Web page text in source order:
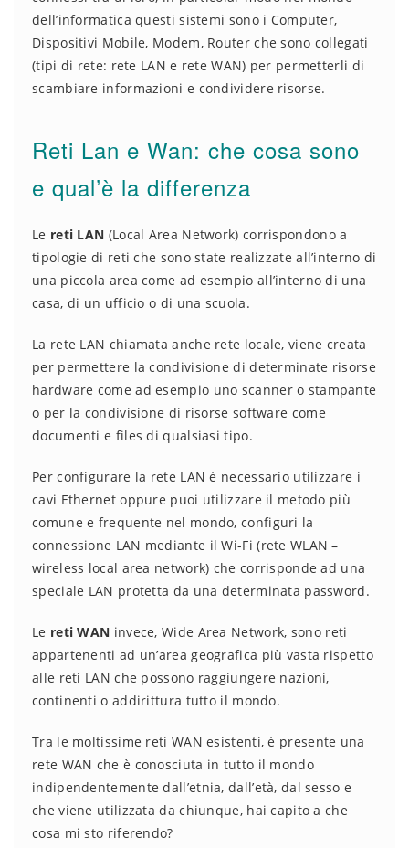
dell’informatica questi sistemi sono i Computer,
Dispositivi Mobile, Modem, Router che sono collegati
(tipi di rete: rete LAN e rete WAN) per permetterli di
scambiare informazioni e condividere risorse.
Reti Lan e Wan: che cosa sono
e qual’è la differenza
Le reti LAN (Local Area Network) corrispondono a
tipologie di reti che sono state realizzate all’interno di
una piccola area come ad esempio all’interno di una
casa, di un ufficio o di una scuola.
La rete LAN chiamata anche rete locale, viene creata
per permettere la condivisione di determinate risorse
hardware come ad esempio uno scanner o stampante
o per la condivisione di risorse software come
documenti e files di qualsiasi tipo.
Per configurare la rete LAN è necessario utilizzare i
cavi Ethernet oppure puoi utilizzare il metodo più
comune e frequente nel mondo, configuri la
connessione LAN mediante il Wi-Fi (rete WLAN –
wireless local area network) che corrisponde ad una
speciale LAN protetta da una determinata password.
Le reti WAN invece, Wide Area Network, sono reti
appartenenti ad un’area geografica più vasta rispetto
alle reti LAN che possono raggiungere nazioni,
continenti o addirittura tutto il mondo.
Tra le moltissime reti WAN esistenti, è presente una
rete WAN che è conosciuta in tutto il mondo
indipendentemente dall’etnia, dall’età, dal sesso e
che viene utilizzata da chiunque, hai capito a che
cosa mi sto riferendo?